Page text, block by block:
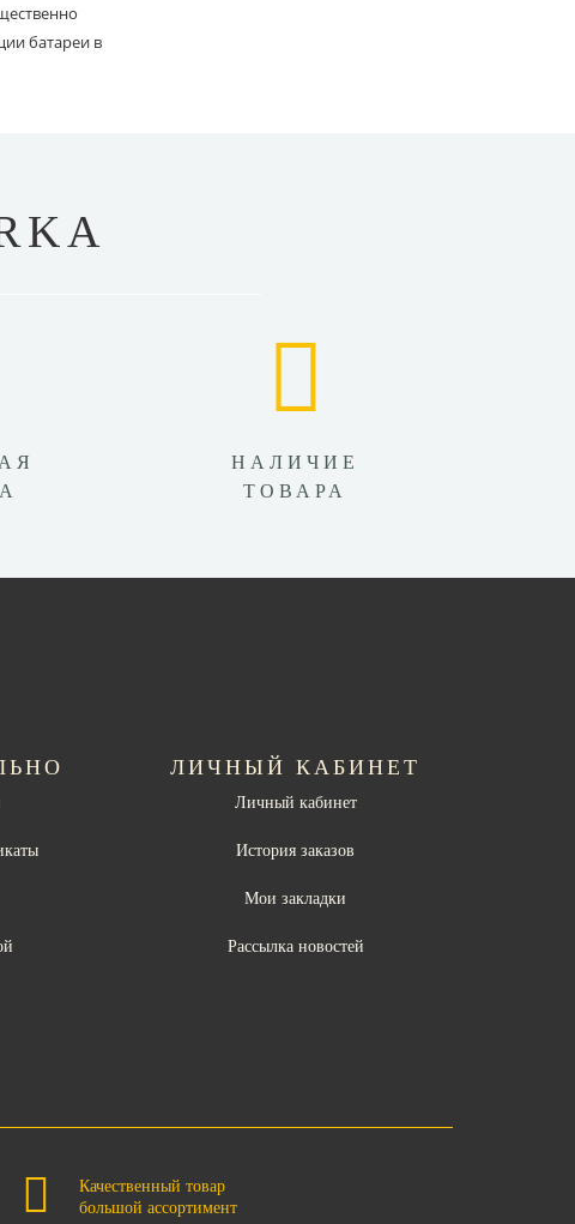
батареи в
НАЛИЧИЕ
ТОВАРА
ЛИЧНЫЙ КАБИНЕТ
Личный кабинет
История заказов
Мои закладки
Рассылка новостей
Качественный товар
большой ассортимент